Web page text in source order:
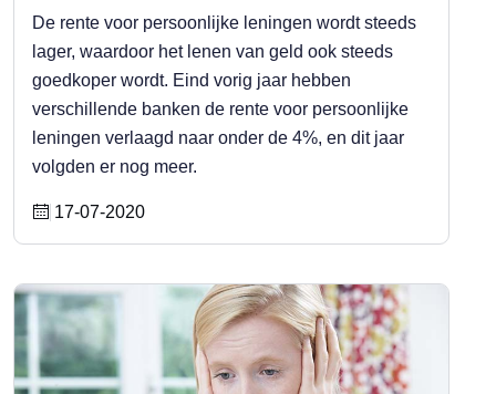
De rente voor persoonlijke leningen wordt steeds
lager, waardoor het lenen van geld ook steeds
goedkoper wordt. Eind vorig jaar hebben
verschillende banken de rente voor persoonlijke
leningen verlaagd naar onder de 4%, en dit jaar
volgden er nog meer.
17-07-2020